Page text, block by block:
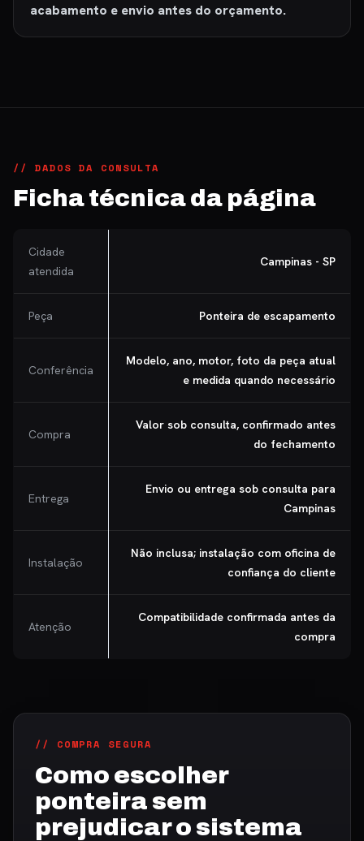
acabamento e envio antes do orçamento.
// DADOS DA CONSULTA
Ficha técnica da página
Cidade
atendida
Campinas - SP
Peça Ponteira de escapamento
Conferência
Modelo, ano, motor, foto da peça atual
e medida quando necessário
Compra
Valor sob consulta, confirmado antes
do fechamento
Entrega
Envio ou entrega sob consulta para
Campinas
Instalação
Não inclusa; instalação com oficina de
confiança do cliente
Atenção
Compatibilidade confirmada antes da
compra
// COMPRA SEGURA
Como escolher
ponteira sem
prejudicar o sistema